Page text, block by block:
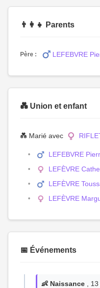
👨‍👩‍👧 Parents
Père : LEFEBVRE
💑 Union et enfant
💑 Marié avec
LEFEBVRE
LEFÈVRE
LEFÈVRE
LEFÈVRE
📅 Événements
👶 Naissance ,